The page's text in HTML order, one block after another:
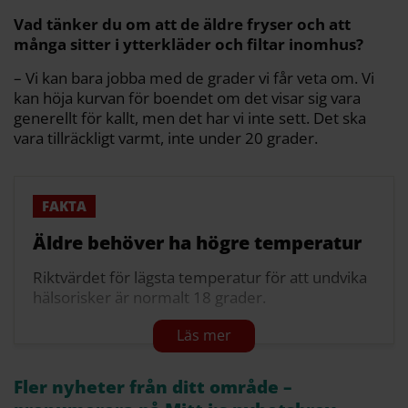
Vad tänker du om att de äldre fryser och att
många sitter i ytterkläder och filtar inomhus?
– Vi kan bara jobba med de grader vi får veta om. Vi
kan höja kurvan för boendet om det visar sig vara
generellt för kallt, men det har vi inte sett. Det ska
vara tillräckligt varmt, inte under 20 grader.
Äldre behöver ha högre temperatur
Riktvärdet för lägsta temperatur för att undvika
hälsorisker är normalt 18 grader.
För känsliga personer, så som äldre, är det
nedre riktvärdet istället 20 grader. Det är det
att bedöma hälsorisker.
Fler nyheter från ditt område –